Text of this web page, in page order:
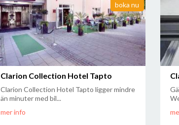
boka nu
Clarion Collection Hotel Tapto
Clarion Collection Hotel Tapto ligger mindre
än minuter med bil...
mer info